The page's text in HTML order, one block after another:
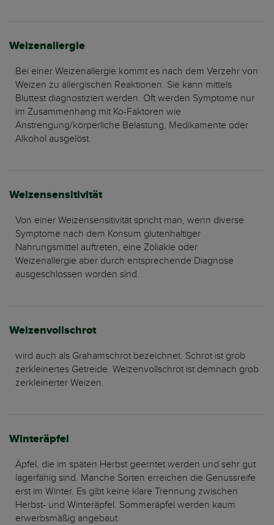
Weizenallergie
Bei einer Weizenallergie kommt es nach dem Verzehr von
Weizen zu allergischen Reaktionen. Sie kann mittels
Bluttest diagnostiziert werden. Oft werden Symptome nur
im Zusammenhang mit Ko-Faktoren wie
Anstrengung/körperliche Belastung, Medikamente oder
Alkohol ausgelöst.
Weizensensitivität
Von einer Weizensensitivität spricht man, wenn diverse
Symptome nach dem Konsum glutenhaltiger
Nahrungsmittel auftreten, eine Zöliakie oder
Weizenallergie aber durch entsprechende Diagnose
ausgeschlossen worden sind.
Weizenvollschrot
wird auch als Grahamschrot bezeichnet. Schrot ist grob
zerkleinertes Getreide. Weizenvollschrot ist demnach grob
zerkleinerter Weizen.
Winteräpfel
Äpfel, die im späten Herbst geerntet werden und sehr gut
lagerfähig sind. Manche Sorten erreichen die Genussreife
erst im Winter. Es gibt keine klare Trennung zwischen
Herbst- und Winteräpfel. Sommeräpfel werden kaum
erwerbsmäßig angebaut.